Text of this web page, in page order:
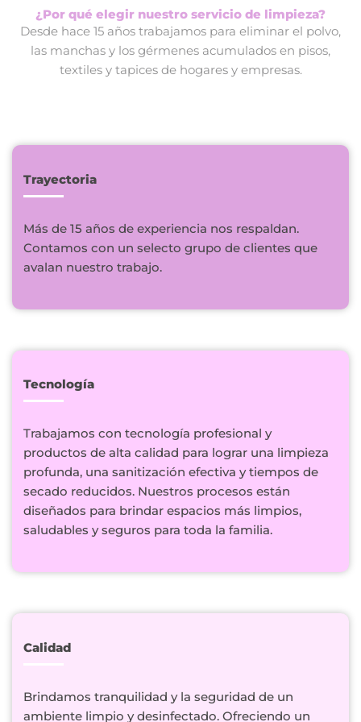
¿Por qué elegir nuestro servicio de limpieza?
Desde hace 15 años trabajamos para eliminar el polvo,
las manchas y los gérmenes acumulados en pisos,
textiles y tapices de hogares y empresas.
Trayectoria
Más de 15 años de experiencia nos respaldan.
Contamos con un selecto grupo de clientes que
avalan nuestro trabajo.
Tecnología
Trabajamos con tecnología profesional y
productos de alta calidad para lograr una limpieza
profunda, una sanitización efectiva y tiempos de
secado reducidos. Nuestros procesos están
diseñados para brindar espacios más limpios,
saludables y seguros para toda la familia.
Calidad
Brindamos tranquilidad y la seguridad de un
ambiente limpio y desinfectado. Ofreciendo un